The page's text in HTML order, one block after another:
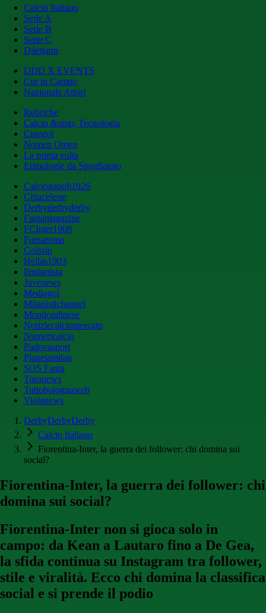
Calcio Italiano
Serie A
Serie B
Serie C
Dilettanti
DDD X EVENTS
Cur in Campo
Nazionale Attori
Rubriche
Calcio &amp; Tecnologia
Cinegol
Nomen Omen
La prima volta
Etimologie da Spogliatoio
Calcionapoli1926
Cittaceleste
Derbyderbyderby
Fantamagazine
FCInter1908
Forzaroma
Golssip
Hellas1903
Ilmilanista
Juvenews
Mediagol
Milanistichannel
Mondoudinese
Notiziecalciomercato
Numericalcio
Padovasport
Pianetamilan
SOS Fanta
Toronews
Tuttobolognaweb
Violanews
DerbyDerbyDerby
Calcio Italiano
Fiorentina-Inter, la guerra dei follower: chi domina sui
social?
Fiorentina-Inter, la guerra dei follower: chi
domina sui social?
Fiorentina-Inter non si gioca solo in
campo: da Kean a Lautaro fino a De Gea,
la sfida continua su Instagram tra follower,
stile e viralità. Ecco chi domina la classifica
social e si prende il podio